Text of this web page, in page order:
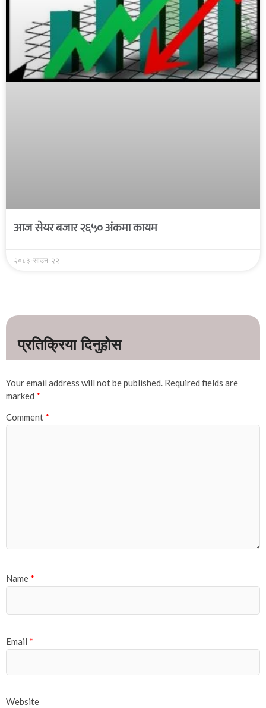
आज सेयर बजार २६५० अंकमा कायम
२०८३-साउन-२२
Your email address will not be published. Required fields are
marked *
Comment *
Name *
Email *
Website